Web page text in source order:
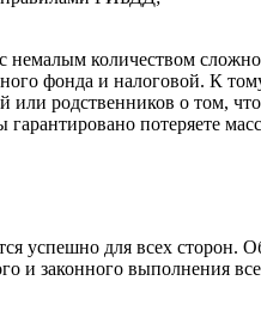
количеством
фонда и налоговой. К
родственников о том,
потеряете
успешно для всех сторон.
и законного выполнения